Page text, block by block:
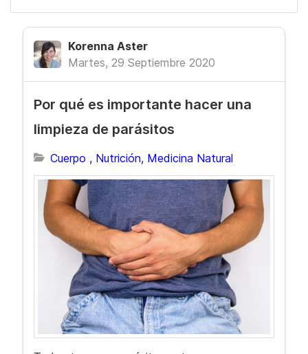
Korenna Aster
Martes, 29 Septiembre 2020
Por qué es importante hacer una
limpieza de parásitos
Cuerpo , Nutrición, Medicina Natural